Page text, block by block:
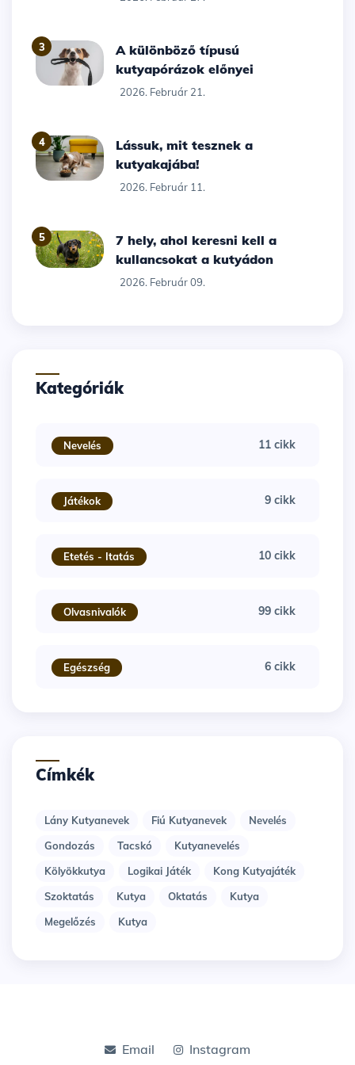
3
A különböző típusú
kutyapórázok előnyei
2026. Február 21.
4
Lássuk, mit tesznek a
kutyakajába!
2026. Február 11.
5
7 hely, ahol keresni kell a
kullancsokat a kutyádon
2026. Február 09.
Kategóriák
Nevelés 11 cikk
Játékok 9 cikk
Etetés - Itatás 10 cikk
Olvasnivalók 99 cikk
Egészség 6 cikk
Címkék
Lány Kutyanevek Fiú Kutyanevek
Nevelés
Gondozás
Tacskó
Kutyanevelés
Kölyökkutya
Logikai Játék
Kong Kutyajáték
Szoktatás
Kutya Oktatás
Kutya
Megelőzés
Kutya
Email Instagram